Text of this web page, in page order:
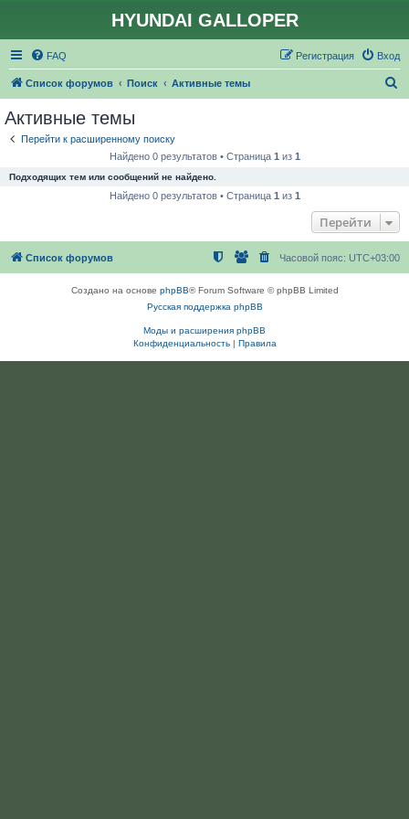
HYUNDAI GALLOPER
FAQ Вход
Регистрация
Список форумов Поиск Активные темы
Активные темы
Перейти к расширенному поиску
Найдено 0 результатов • Страница 1 из 1
Подходящих тем или сообщений не найдено.
Найдено 0 результатов • Страница 1 из 1
Перейти
Список форумов Часовой пояс: UTC+03:00
Создано на основе phpBB® Forum Software © phpBB Limited
Русская поддержка phpBB
Моды и расширения phpBB
Конфиденциальность| Правила